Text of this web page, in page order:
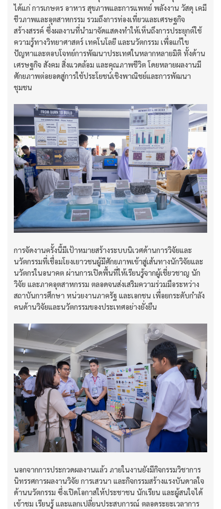
ได้แก่ การเกษตร อาหาร สุขภาพและการแพทย์ พลังงาน วัสดุ เคมี
ชีวภาพและอุตสาหกรรม รวมถึงการท่องเที่ยวและเศรษฐกิจ
สร้างสรรค์ ซึ่งผลงานที่นำมาจัดแสดงทำให้เห็นถึงการประยุกต์ใช้
ความรู้ทางวิทยาศาสตร์ เทคโนโลยี และนวัตกรรม เพื่อแก้ไข
ปัญหาและตอบโจทย์การพัฒนาประเทศในหลากหลายมิติ ทั้งด้าน
เศรษฐกิจ สังคม สิ่งแวดล้อม และคุณภาพชีวิต โดยหลายผลงานมี
ศักยภาพต่อยอดสู่การใช้ประโยชน์เชิงพาณิชย์และการพัฒนา
ชุมชน
การจัดงานครั้งนี้มีเป้าหมายสร้างระบบนิเวศด้านการวิจัยและ
นวัตกรรมที่เชื่อมโยงเยาวชนผู้มีศักยภาพเข้าสู่เส้นทางนักวิจัยและ
นวัตกรในอนาคต ผ่านการเปิดพื้นที่ให้เรียนรู้จากผู้เชี่ยวชาญ นัก
วิจัย และภาคอุตสาหกรรม ตลอดจนส่งเสริมความร่วมมือระหว่าง
สถาบันการศึกษา หน่วยงานภาครัฐ และเอกชน เพื่อยกระดับกำลัง
คนด้านวิจัยและนวัตกรรมของประเทศอย่างยั่งยืน
นอกจากการประกวดผลงานแล้ว ภายในงานยังมีกิจกรรมวิชาการ
นิทรรศการผลงานวิจัย การเสวนา และกิจกรรมสร้างแรงบันดาลใจ
ด้านนวัตกรรม ซึ่งเปิดโอกาสให้ประชาชน นักเรียน และผู้สนใจได้
เข้าชม เรียนรู้ และแลกเปลี่ยนประสบการณ์ ตลอดระยะเวลาการ